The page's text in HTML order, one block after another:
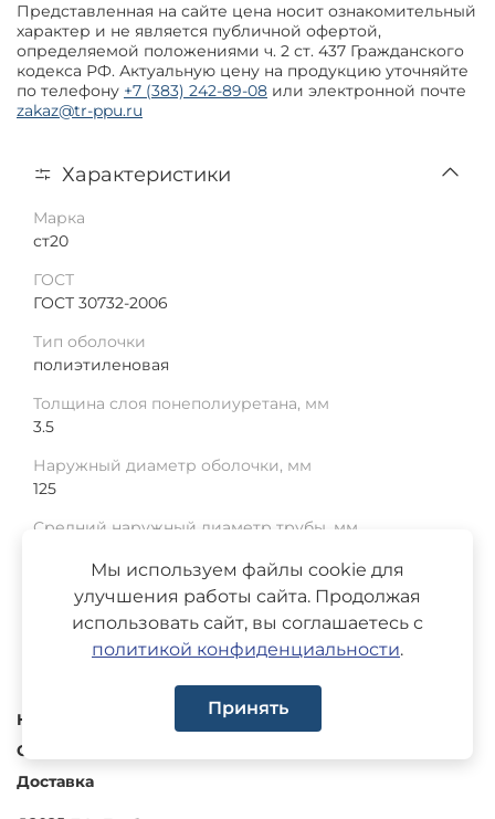
Представленная на сайте цена носит ознакомительный
характер и не является публичной офертой,
определяемой положениями ч. 2 ст. 437 Гражданского
кодекса РФ. Актуальную цену на продукцию уточняйте
по телефону +7 (383) 242-89-08 или электронной почте
zakaz@tr-ppu.ru
Характеристики
Марка
ст20
ГОСТ
ГОСТ 30732-2006
Тип оболочки
полиэтиленовая
Толщина слоя понеполиуретана, мм
3.5
Наружный диаметр оболочки, мм
125
Средний наружный диаметр трубы, мм
Среднее отклонение, мм
Каталог
О компании
Доставка
Мы используем файлы cookie для
улучшения работы сайта. Продолжая
использовать сайт, вы соглашаетесь с
политикой конфиденциальности.
Принять